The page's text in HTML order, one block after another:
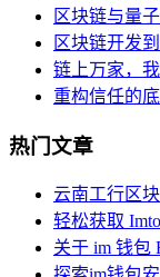
区块链与量
区块链开发
链上万家，
重构信任的
热门文章
云南工行区
轻松获取
关于 im 钱包